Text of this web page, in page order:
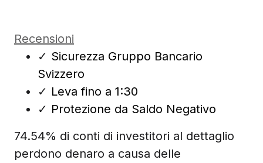
Recensioni
✓ Sicurezza Gruppo Bancario
Svizzero
✓ Leva fino a 1:30
✓ Protezione da Saldo Negativo
74.54% di conti di investitori al dettaglio
perdono denaro a causa delle